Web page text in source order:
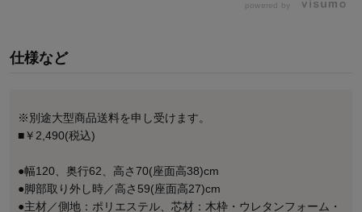
powered by
仕様など
※別途大型商品送料を申し受けます。
■￥2,490(税込)
●幅120、奥行62、高さ70(座面高38)cm
●脚部取り外し時／高さ59(座面高27)cm
●主材／側地：ポリエステル、芯材：木枠・ウレタンフォーム・